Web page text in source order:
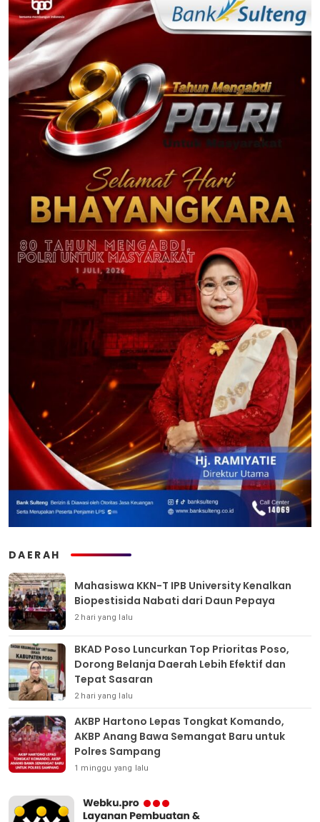
DAERAH
Mahasiswa KKN-T IPB University Kenalkan
Biopestisida Nabati dari Daun Pepaya
2 hari yang lalu
BKAD Poso Luncurkan Top Prioritas Poso,
Dorong Belanja Daerah Lebih Efektif dan
Tepat Sasaran
2 hari yang lalu
AKBP Hartono Lepas Tongkat Komando,
AKBP Anang Bawa Semangat Baru untuk
Polres Sampang
1 minggu yang lalu